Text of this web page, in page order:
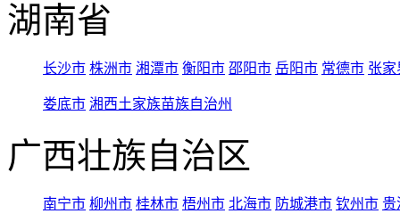
湖南省
长沙市 株洲市 湘潭市 衡阳市 邵阳市 岳阳市 常德市 张家
娄底市 湘西土家族苗族自治州
广西壮族自治区
南宁市 柳州市 桂林市 梧州市 北海市 防城港市 钦州市 贵